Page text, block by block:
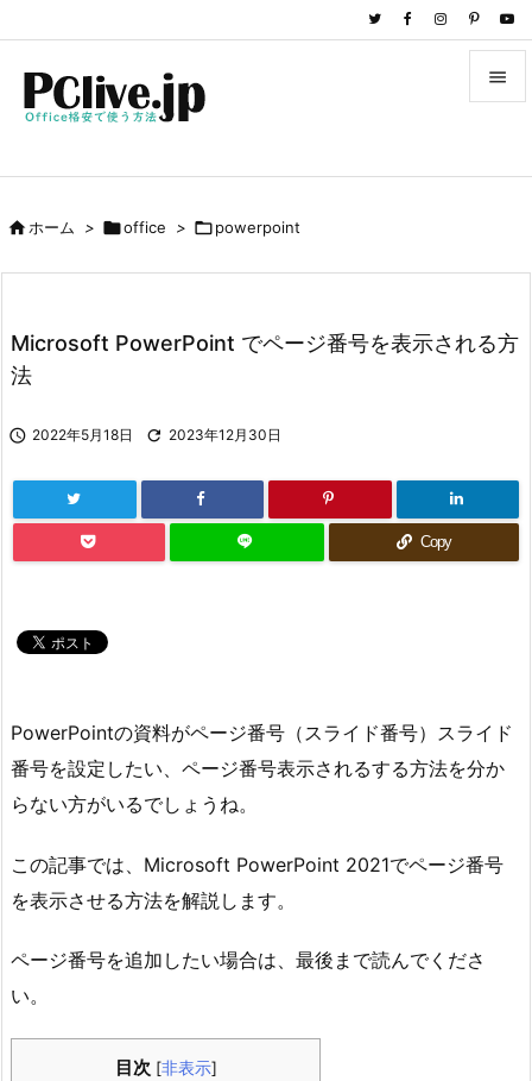

前へ
次へ
ホーム > office > powerpoint
Microsoft PowerPoint でページ番号を表示される方
法
 2022年5月18日  2023年12月30日
Copy
PowerPointの資料がページ番号（スライド番号）スライド
番号を設定したい、ページ番号表示されるする方法を分か
らない方がいるでしょうね。
この記事では、Microsoft PowerPoint 2021でページ番号
を表示させる方法を解説します。
ページ番号を追加したい場合は、最後まで読んでくださ
い。
目次 [非表示]